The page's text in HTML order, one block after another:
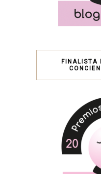
FINALISTA